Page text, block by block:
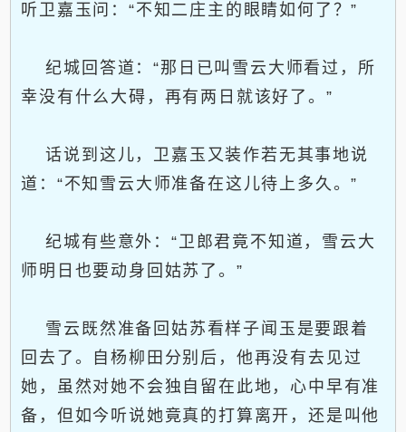
听卫嘉玉问：“不知二庄主的眼睛如何了？”
纪城回答道：“那日已叫雪云大师看过，所
幸没有什么大碍，再有两日就该好了。”
话说到这儿，卫嘉玉又装作若无其事地说
道：“不知雪云大师准备在这儿待上多久。”
纪城有些意外：“卫郎君竟不知道，雪云大
师明日也要动身回姑苏了。”
雪云既然准备回姑苏看样子闻玉是要跟着
回去了。自杨柳田分别后，他再没有去见过
她，虽然对她不会独自留在此地，心中早有准
备，但如今听说她竟真的打算离开，还是叫他